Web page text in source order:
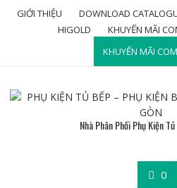
GIỚI THIỆU DOWNLOAD
HIGOLD
KHUYẾN MÃI
KHUYẾN MÃI
Nhà Phân Phối Phụ Kiện
0